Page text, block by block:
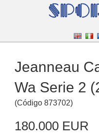
Jeanneau
Wa Serie 2
(Código 873702)
180.000 EUR